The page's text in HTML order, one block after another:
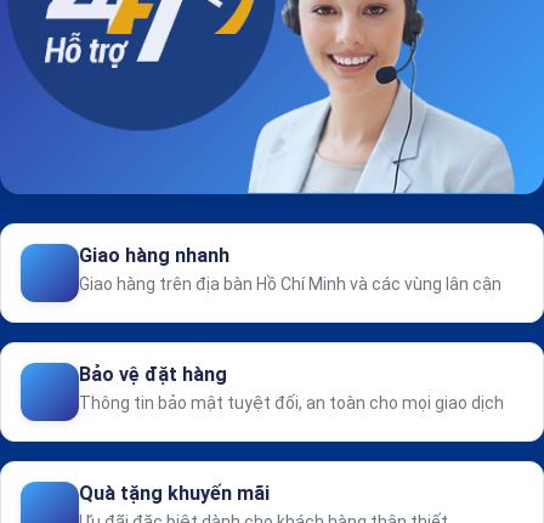
Giao hàng nhanh
Giao hàng trên địa bàn Hồ Chí Minh và các vùng lân cận
Bảo vệ đặt hàng
Thông tin bảo mật tuyệt đối, an toàn cho mọi giao dịch
Quà tặng khuyến mãi